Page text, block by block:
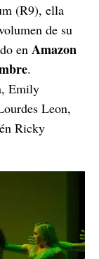
(R9), ella
de su
en Amazon
.
Emily
Leon,
Ricky